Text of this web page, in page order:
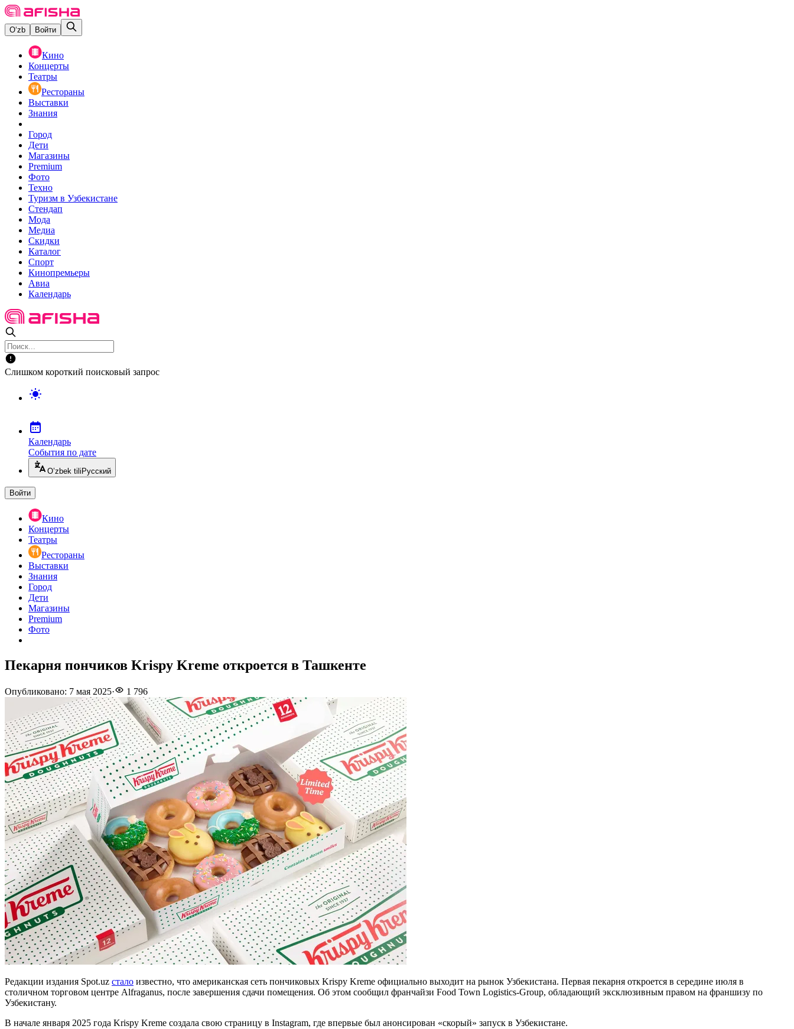
O‘zb Войти
Кино
Концерты
Театры
Рестораны
Выставки
Знания
Город
Дети
Магазины
Premium
Фото
Техно
Туризм в Узбекистане
Стендап
Мода
Медиа
Скидки
Каталог
Спорт
Кинопремьеры
Авиа
Календарь
Слишком короткий поисковый запрос
Календарь
События по дате
O’zbek tili Русский
Войти
Кино
Концерты
Театры
Рестораны
Выставки
Знания
Город
Дети
Магазины
Premium
Фото
Пекарня пончиков Krispy Kreme откроется в Ташкенте
Опубликовано: 7 мая 2025· 1 796
Редакции издания Spot.uz стало известно, что американская сеть пончиковых Krispy Kreme официально выходит на рынок Узбекистана. Первая пекарня откроется в середине июля в
столичном торговом центре Alfraganus, после завершения сдачи помещения. Об этом сообщил франчайзи Food Town Logistics-Group, обладающий эксклюзивным правом на франшизу по
Узбекистану.
В начале января 2025 года Krispy Kreme создала свою страницу в Instagram, где впервые был анонсирован «скорый» запуск в Узбекистане.